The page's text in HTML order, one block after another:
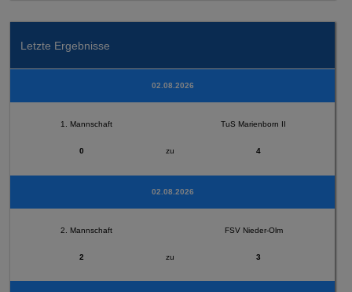
Letzte Ergebnisse
02.08.2026
1. Mannschaft TuS Marienborn II
0 zu 4
02.08.2026
2. Mannschaft FSV Nieder-Olm
2 zu 3